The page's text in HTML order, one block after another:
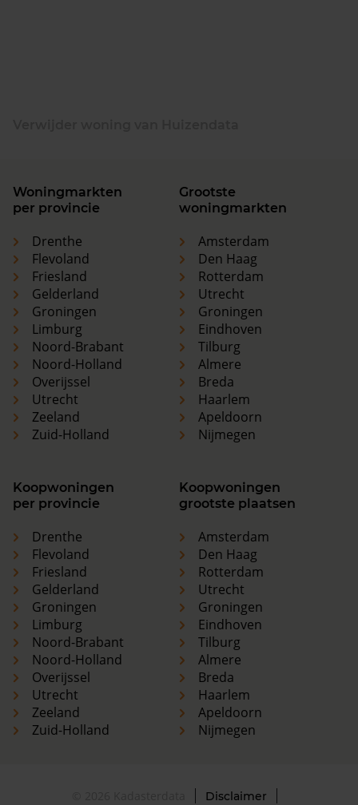
Woningmarkten
per provincie
Drenthe
Flevoland
Friesland
Gelderland
Groningen
Limburg
Noord-Brabant
Noord-Holland
Overijssel
Utrecht
Zeeland
Zuid-Holland
Grootste
woningmarkten
Amsterdam
Den Haag
Rotterdam
Utrecht
Groningen
Eindhoven
Tilburg
Almere
Breda
Haarlem
Apeldoorn
Nijmegen
Koopwoningen
per provincie
Drenthe
Flevoland
Friesland
Gelderland
Groningen
Limburg
Noord-Brabant
Noord-Holland
Overijssel
Utrecht
Zeeland
Zuid-Holland
Koopwoningen
grootste plaatsen
Amsterdam
Den Haag
Rotterdam
Utrecht
Groningen
Eindhoven
Tilburg
Almere
Breda
Haarlem
Apeldoorn
Nijmegen
Disclaimer